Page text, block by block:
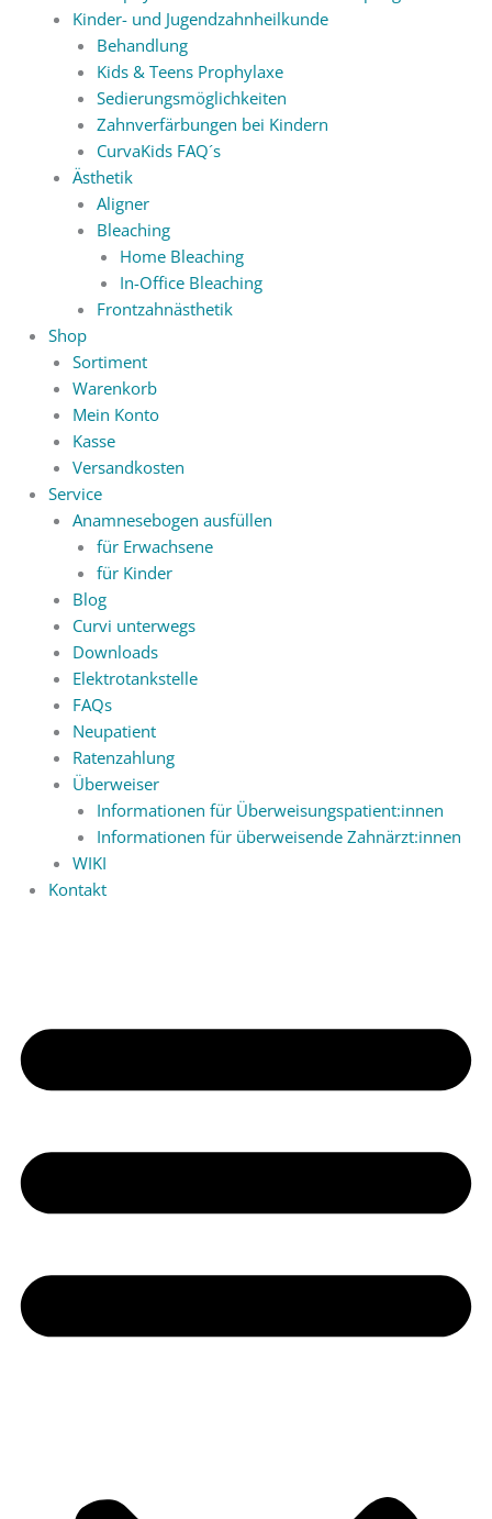
Kinder- und Jugendzahnheilkunde
Behandlung
Kids & Teens Prophylaxe
Sedierungsmöglichkeiten
Zahnverfärbungen bei Kindern
CurvaKids FAQ´s
Ästhetik
Aligner
Bleaching
Home Bleaching
In-Office Bleaching
Frontzahnästhetik
Shop
Sortiment
Warenkorb
Mein Konto
Kasse
Versandkosten
Service
Anamnesebogen ausfüllen
für Erwachsene
für Kinder
Blog
Curvi unterwegs
Downloads
Elektrotankstelle
FAQs
Neupatient
Ratenzahlung
Überweiser
Informationen für Überweisungspatient:innen
Informationen für überweisende Zahnärzt:innen
WIKI
Kontakt